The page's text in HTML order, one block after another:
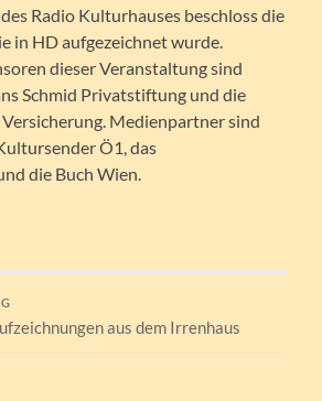
Radio Kulturhauses beschloss die
in HD aufgezeichnet wurde.
dieser Veranstaltung sind
Schmid Privatstiftung und die
Medienpartner sind
Ö1, das
die Buch Wien.
aus dem Irrenhaus